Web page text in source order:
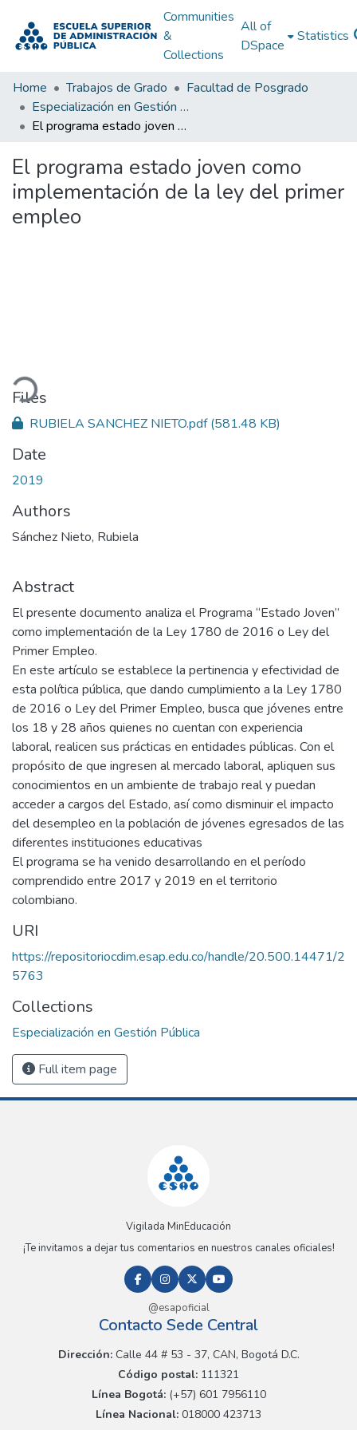
Communities
&
Collections
All of
DSpace
Statistics
Home Trabajos de Grado
Facultad de Posgrado
Especialización en Gestión Pública
El programa estado joven como implementación de la ley del primer empleo
El programa estado joven como
implementación de la ley del primer
empleo
Files
RUBIELA SANCHEZ NIETO.pdf(581.48 KB)
Date
2019
Authors
Sánchez Nieto, Rubiela
Abstract
El presente documento analiza el Programa “Estado Joven”
como implementación de la Ley 1780 de 2016 o Ley del
Primer Empleo.
En este artículo se establece la pertinencia y efectividad de
esta política pública, que dando cumplimiento a la Ley 1780
de 2016 o Ley del Primer Empleo, busca que jóvenes entre
los 18 y 28 años quienes no cuentan con experiencia
laboral, realicen sus prácticas en entidades públicas. Con el
propósito de que ingresen al mercado laboral, apliquen sus
conocimientos en un ambiente de trabajo real y puedan
acceder a cargos del Estado, así como disminuir el impacto
del desempleo en la población de jóvenes egresados de las
diferentes instituciones educativas
El programa se ha venido desarrollando en el período
comprendido entre 2017 y 2019 en el territorio
colombiano.
URI
https://repositoriocdim.esap.edu.co/handle/20.500.14471/2
5763
Collections
Especialización en Gestión Pública
Full item page
Vigilada MinEducación
¡Te invitamos a dejar tus comentarios en nuestros canales oficiales!
@esapoficial
Contacto Sede Central
Dirección:Calle 44 # 53 - 37, CAN, Bogotá D.C.
Código postal: 111321
Línea Bogotá:(+57) 601 7956110
Línea Nacional: 018000 423713